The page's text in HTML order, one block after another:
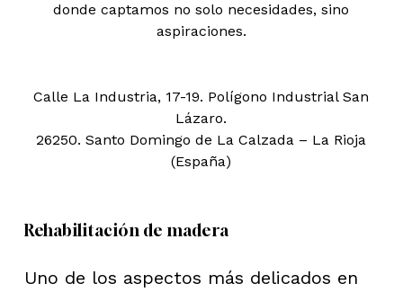
donde captamos no solo necesidades, sino
aspiraciones.
Calle La Industria, 17-19. Polígono Industrial San
Lázaro.
26250. Santo Domingo de La Calzada – La Rioja
(España)
Rehabilitación de madera
Uno de los aspectos más delicados en